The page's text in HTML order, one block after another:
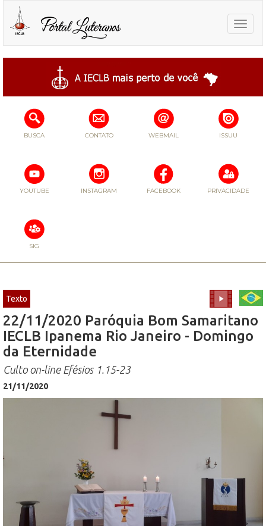
Toggle
BUSCA CONTATO WEBMAIL ISSUU
YOUTUBE INSTAGRAM FACEBOOK PRIVACIDADE
SIG
Texto
22/11/2020 Paróquia Bom Samaritano
IECLB Ipanema Rio Janeiro - Domingo
da Eternidade
Culto on-line Efésios 1.15-23
21/11/2020